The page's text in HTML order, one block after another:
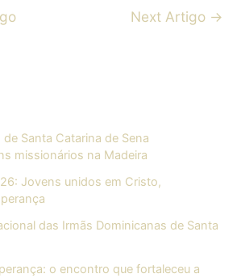
Next Artigo →
Santa Catarina de Sena
missionários na Madeira
Jovens unidos em Cristo,
das Irmãs Dominicanas de Santa
o encontro que fortaleceu a